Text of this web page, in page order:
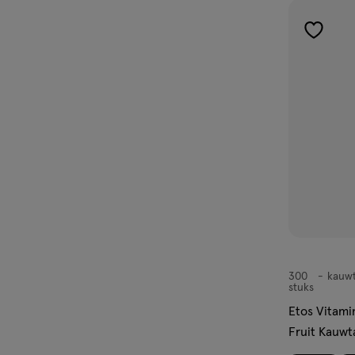
300
stuks
Etos Vitamine D3
Fruit